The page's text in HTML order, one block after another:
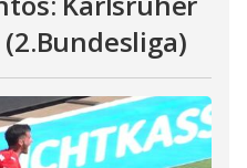
(2.Bundesliga)